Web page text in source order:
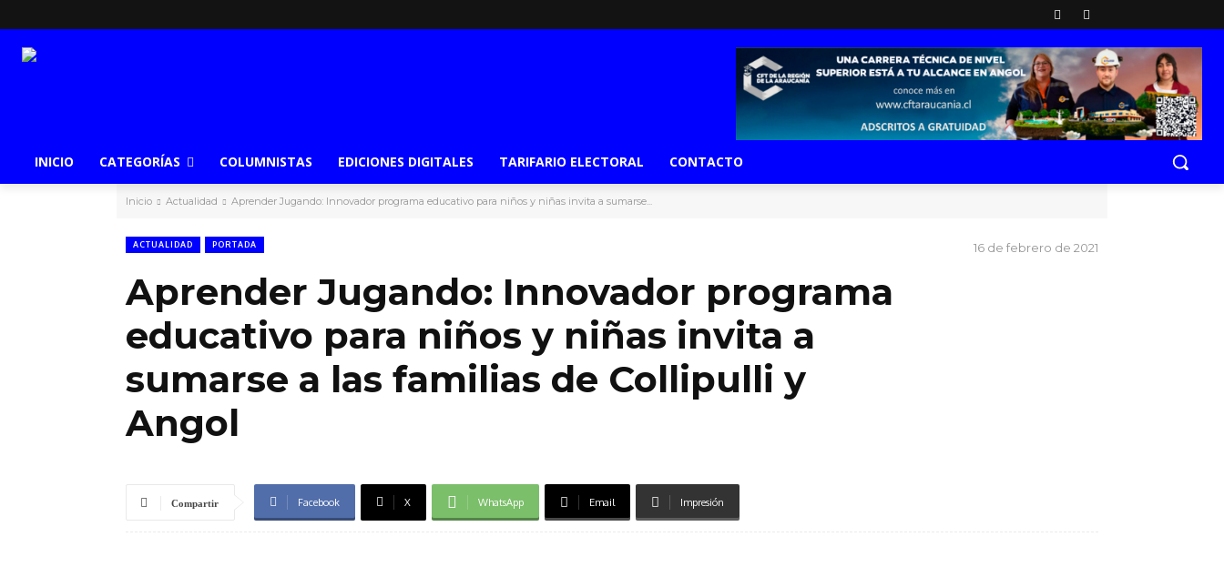
INICIO CATEGORÍAS COLUMNISTAS EDICIONES DIGITALES TARIFARIO ELECTORAL CONTACTO
Inicio Actualidad Aprender Jugando: Innovador programa educativo para niños y niñas invita a sumarse...
ACTUALIDAD PORTADA 16 de febrero de 2021
Aprender Jugando: Innovador programa
educativo para niños y niñas invita a
sumarse a las familias de Collipulli y
Angol
Compartir Facebook X WhatsApp Email Impresión